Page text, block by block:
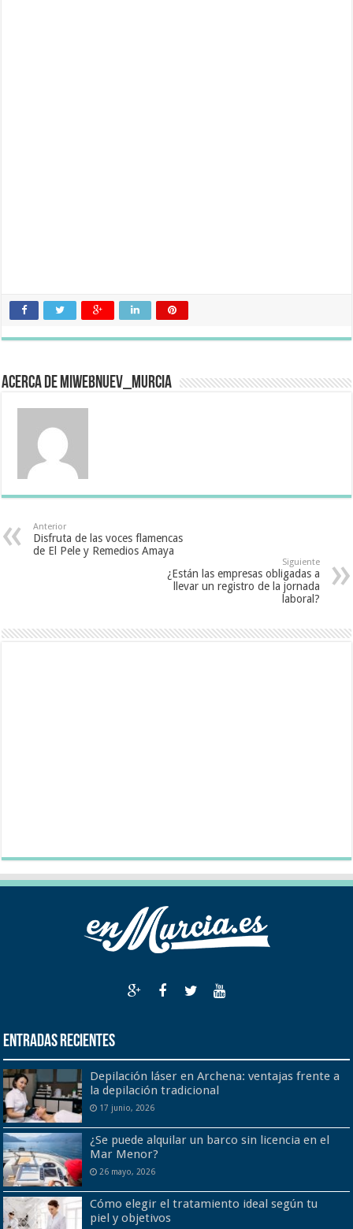
Acerca de miwebnuev_murcia
Anterior
Disfruta de las voces flamencas
de El Pele y Remedios Amaya
Siguiente
¿Están las empresas obligadas a
llevar un registro de la jornada
laboral?
Entradas recientes
Depilación láser en Archena: ventajas frente a
la depilación tradicional
17 junio, 2026
¿Se puede alquilar un barco sin licencia en el
Mar Menor?
26 mayo, 2026
Cómo elegir el tratamiento ideal según tu
piel y objetivos